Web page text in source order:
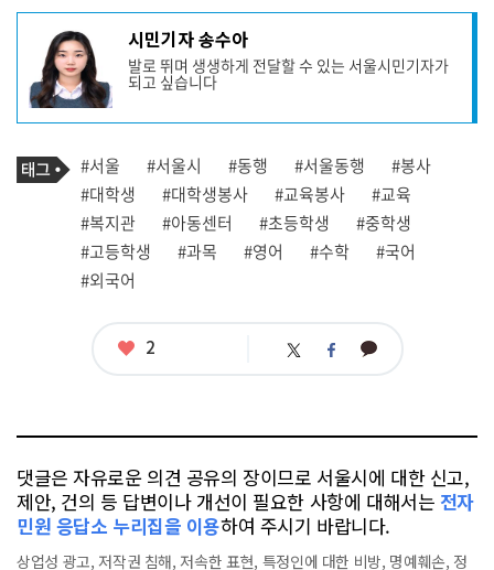
작
성
자
프
필
시민기자 송수아
발로 뛰며 생생하게 전달할 수 있는 서울시민기자가
되고 싶습니다
기
사
관
련
태
그
태
그
#서울 #서울시 #동행 #서울동행
#봉사
#대학생
#대학생봉사 #교육봉사
#교육
#복지관
#아동센터 #초등학생
#중학생
#고등학생
#과목 #영어 #수학
#국어
#외국어
좋
2 트 페 카
댓글은 자유로운 의견 공유의 장이므로 서울시에 대한 신고,
제안, 건의 등 답변이나 개선이 필요한 사항에 대해서는 전자
민원 응답소 누리집을 이용하여 주시기 바랍니다.
상업성 광고, 저작권 침해, 저속한 표현, 특정인에 대한 비방, 명예훼손, 정